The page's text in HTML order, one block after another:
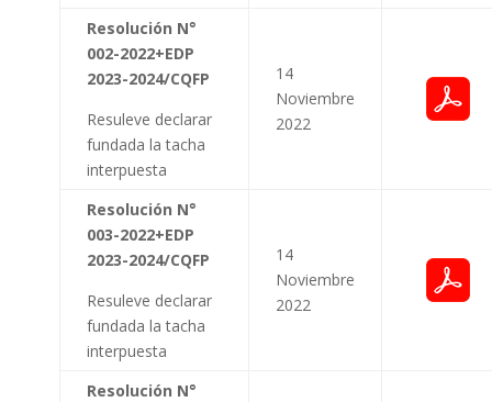
Resolución N°
002-2022+EDP
2023-2024/CQFP
Resuleve declarar
fundada la tacha
interpuesta
14
Noviembre
2022
Resolución N°
003-2022+EDP
2023-2024/CQFP
Resuleve declarar
fundada la tacha
interpuesta
14
Noviembre
2022
Resolución N°